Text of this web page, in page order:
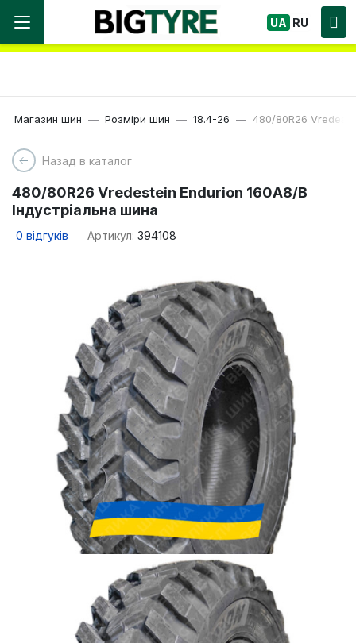
Ми працюємо! Великий вибір Шин, швидка
доставка по Україні!
UA RU
Магазин шин Розміри шин 18.4-26 480/80R26
Назад в каталог
480/80R26 Vredestein Endurion 160A8/B
Індустріальна шина
0 відгуків Артикул: 394108